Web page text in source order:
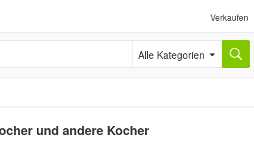
Verkaufen
Alle Kategorien
und andere Kocher